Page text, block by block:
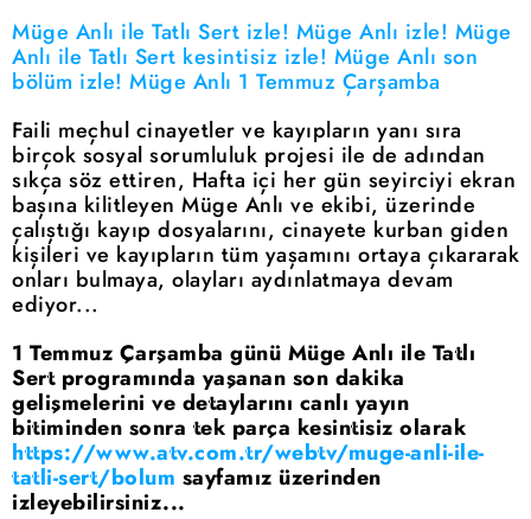
Müge Anlı ile Tatlı Sert izle! Müge Anlı izle! Müge
Anlı ile Tatlı Sert kesintisiz izle! Müge Anlı son
bölüm izle! Müge Anlı 1 Temmuz Çarşamba
Faili meçhul cinayetler ve kayıpların yanı sıra
birçok sosyal sorumluluk projesi ile de adından
sıkça söz ettiren, Hafta içi her gün seyirciyi ekran
başına kilitleyen Müge Anlı ve ekibi, üzerinde
çalıştığı kayıp dosyalarını, cinayete kurban giden
kişileri ve kayıpların tüm yaşamını ortaya çıkararak
onları bulmaya, olayları aydınlatmaya devam
ediyor...
1 Temmuz Çarşamba günü Müge Anlı ile Tatlı
Sert programında yaşanan son dakika
gelişmelerini ve detaylarını canlı yayın
bitiminden sonra tek parça kesintisiz olarak
https://www.atv.com.tr/webtv/muge-anli-ile-
tatli-sert/bolum sayfamız üzerinden
izleyebilirsiniz...